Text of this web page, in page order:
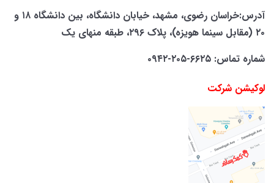
آدرس:خراسان رضوی، مشهد، خیابان دانشگاه، بین دانشگاه ۱۸ و
۲۰ (مقابل سینما هویزه)، پلاک ۲۹۶، طبقه منهای یک
شماره تماس: ۶۶۲۵-۲۰۵-۰۹۴۲
لوکیشن شرکت